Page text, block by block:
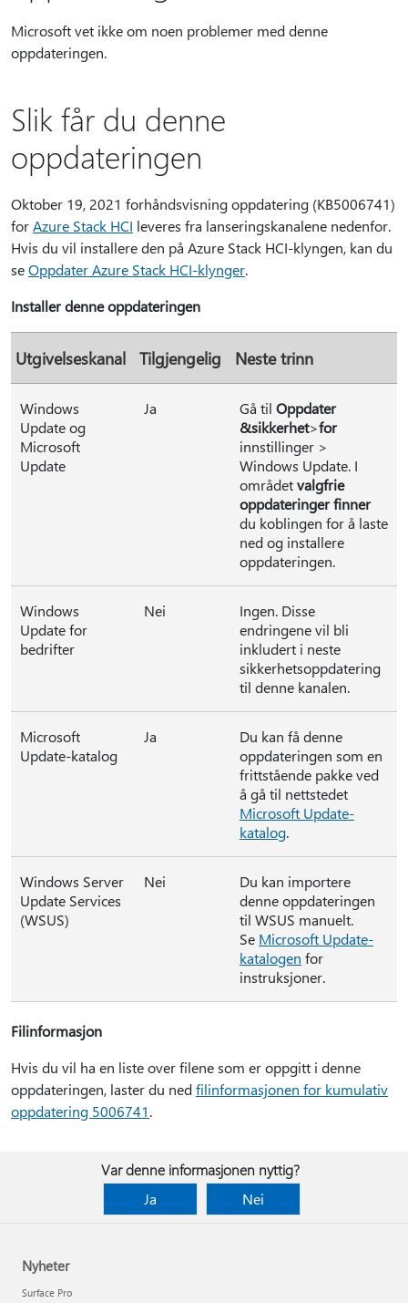
Microsoft vet ikke om noen problemer med denne
oppdateringen.
Slik får du denne
oppdateringen
Oktober 19, 2021 forhåndsvisning oppdatering (KB5006741)
forAzure Stack HCI leveres fra lanseringskanalene nedenfor.
Hvis du vil installere den på Azure Stack HCI-klyngen, kan du
seOppdater Azure Stack HCI-klynger.
Installer denne oppdateringen
Utgivelseskanal Tilgjengelig Neste trinn
Windows
Update og
Microsoft
Update
Ja Gå til Oppdater
&sikkerhet>for
innstillinger >
Windows Update. I
områdetvalgfrie
oppdateringer finner
du koblingen for å laste
ned og installere
oppdateringen.
Windows
Update for
bedrifter
Nei
Ingen. Disse
endringene vil bli
inkludert i neste
sikkerhetsoppdatering
til denne kanalen.
Microsoft
Update-katalog
Ja
Du kan få denne
oppdateringen som en
frittstående pakke ved
å gå til nettstedet
Microsoft Update-
katalog.
Windows Server
Update Services
(WSUS)
Nei
Du kan importere
denne oppdateringen
til WSUS manuelt.
Se Microsoft Update-
katalogen for
instruksjoner.
Filinformasjon
Hvis du vil ha en liste over filene som er oppgitt i denne
oppdateringen, laster du nedfilinformasjonen for kumulativ
oppdatering 5006741.
Var denne informasjonen nyttig?
Ja
Nei
Nyheter
Surface Pro